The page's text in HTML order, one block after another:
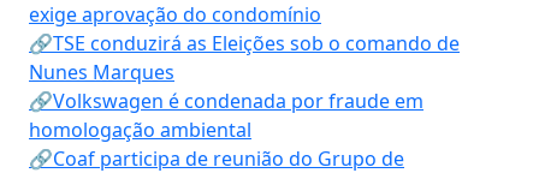
exige aprovação do condomínio
🔗TSE conduzirá as Eleições sob o comando de
Nunes Marques
🔗Volkswagen é condenada por fraude em
homologação ambiental
🔗Coaf participa de reunião do Grupo de